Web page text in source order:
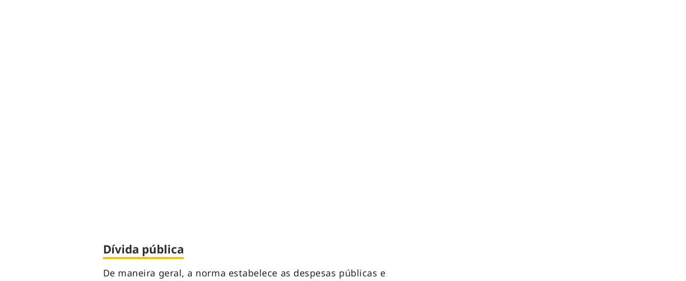
Dívida pública
De maneira geral, a norma estabelece as despesas públicas e